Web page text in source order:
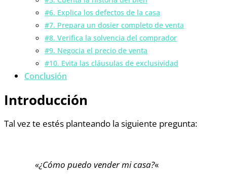
#6. Explica los defectos de la casa
#7. Prepara un dosier completo de venta
#8. Verifica la solvencia del comprador
#9. Negocia el precio de venta
#10. Evita las cláusulas de exclusividad
Conclusión
Introducción
Tal vez te estés planteando la siguiente pregunta:
«¿Cómo puedo vender mi casa?«